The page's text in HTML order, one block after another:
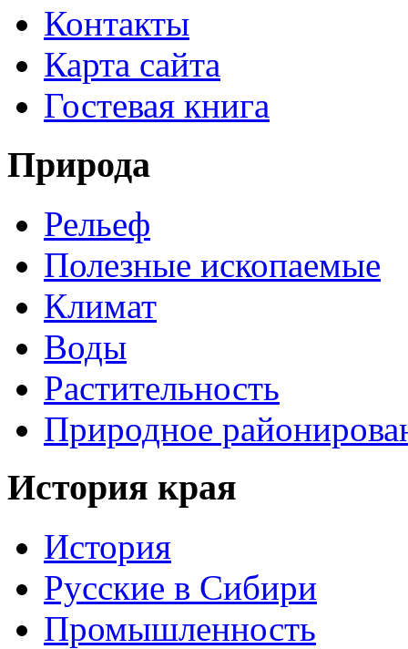
Контакты
Карта сайта
Гостевая книга
Природа
Рельеф
Полезные ископаемые
Климат
Воды
Растительность
Природное
История края
История
Русские в Сибири
Промышленность